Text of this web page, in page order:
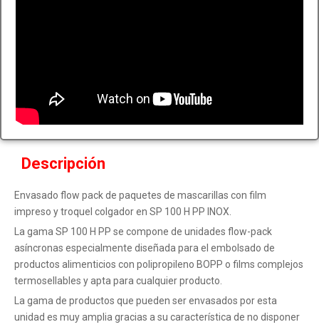
Descripción
Envasado flow pack de paquetes de mascarillas con film
impreso y troquel colgador en SP 100 H PP INOX.
La gama SP 100 H PP se compone de unidades flow-pack
asíncronas especialmente diseñada para el embolsado de
productos alimenticios con polipropileno BOPP o films complejos
termosellables y apta para cualquier producto.
La gama de productos que pueden ser envasados por esta
unidad es muy amplia gracias a su característica de no disponer